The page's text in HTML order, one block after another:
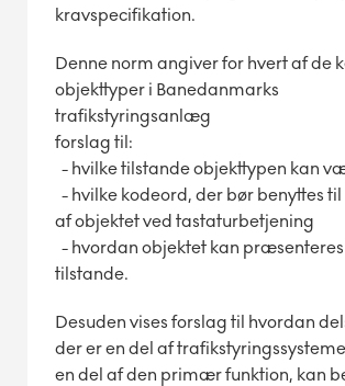
kravspecifikation.
Denne norm angiver for hvert af de
objekttyper i Banedanmarks
trafikstyringsanlæg
forslag til:
- hvilke tilstande objekttypen kan
- hvilke kodeord, der bør benyttes
af objektet ved tastaturbetjening
- hvordan objektet kan
tilstande.
Desuden vises forslag til hvordan
der er en del af
en del af den primær funktion, kan